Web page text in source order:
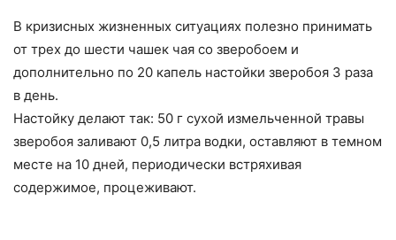
В кризисных жизненных ситуациях полезно принимать
от трех до шести чашек чая со зверобоем и
дополнительно по 20 капель настойки зверобоя 3 раза
в день.
Настойку делают так: 50 г сухой измельченной травы
зверобоя заливают 0,5 литра водки, оставляют в темном
месте на 10 дней, периодически встряхивая
содержимое, процеживают.